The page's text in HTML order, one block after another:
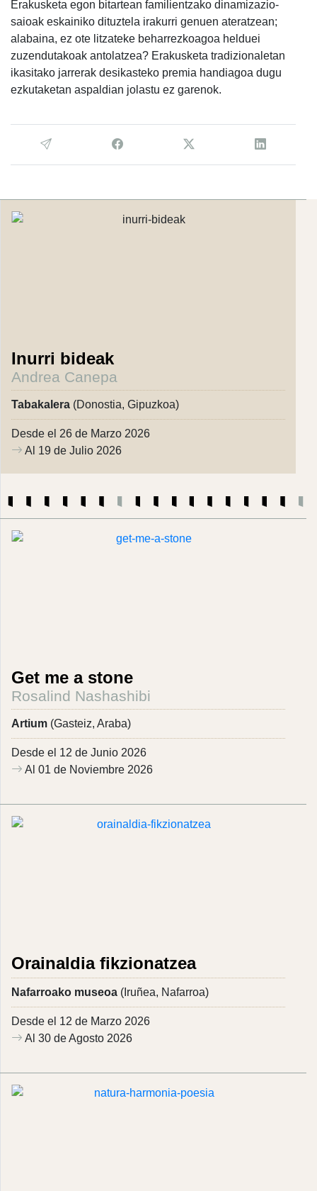
Erakusketa egon bitartean familientzako dinamizazio-
saioak eskainiko dituztela irakurri genuen ateratzean;
alabaina, ez ote litzateke beharrezkoagoa helduei
zuzendutakoak antolatzea? Erakusketa tradizionaletan
ikasitako jarrerak desikasteko premia handiagoa dugu
ezkutaketan aspaldian jolastu ez garenok.
Inurri bideak
Andrea Canepa
Tabakalera (Donostia, Gipuzkoa)
Desde el 26 de Marzo 2026
Al 19 de Julio 2026
Get me a stone
Rosalind Nashashibi
Artium (Gasteiz, Araba)
Desde el 12 de Junio 2026
Al 01 de Noviembre 2026
Orainaldia fikzionatzea
Nafarroako museoa (Iruñea, Nafarroa)
Desde el 12 de Marzo 2026
Al 30 de Agosto 2026